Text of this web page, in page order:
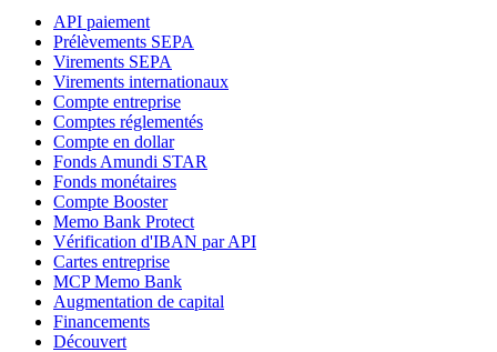
API paiement
Prélèvements SEPA
Virements SEPA
Virements internationaux
Compte entreprise
Comptes réglementés
Compte en dollar
Fonds Amundi STAR
Fonds monétaires
Compte Booster
Memo Bank Protect
Vérification d'IBAN par API
Cartes entreprise
MCP Memo Bank
Augmentation de capital
Financements
Découvert